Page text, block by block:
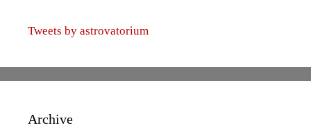
Tweets by astrovatorium
Archive